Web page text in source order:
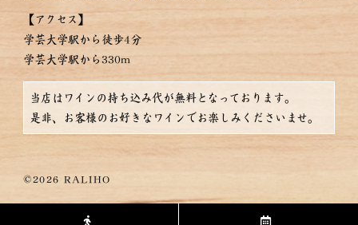
【アクセス】
学芸大学駅から徒歩4分
学芸大学駅から330m
当店はワインの持ち込み代が無料となっております。
是非、お客様のお好きなワインでお楽しみくださいませ。
©2026 RALIHO